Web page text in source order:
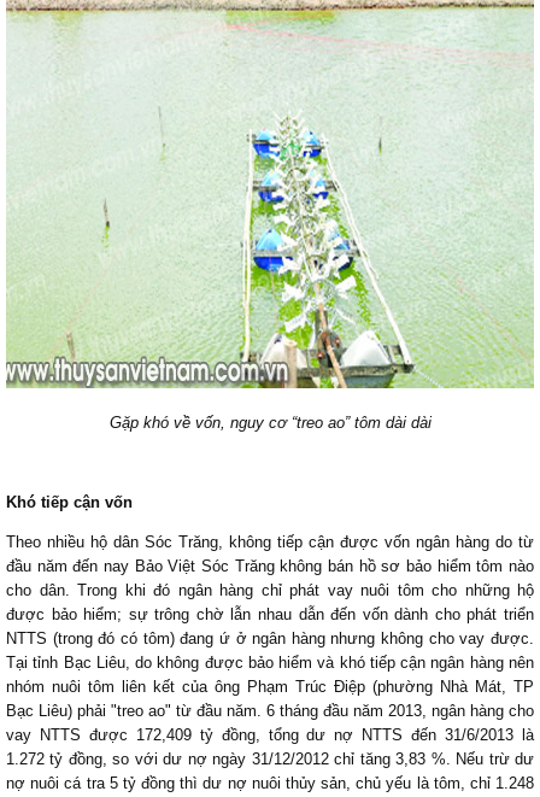
Gặp khó về vốn, nguy cơ “treo ao” tôm dài dài
Khó tiếp cận vốn
Theo nhiều hộ dân Sóc Trăng, không tiếp cận được vốn ngân hàng do từ
đầu năm đến nay Bảo Việt Sóc Trăng không bán hồ sơ bảo hiểm tôm nào
cho dân. Trong khi đó ngân hàng chỉ phát vay nuôi tôm cho những hộ
được bảo hiểm; sự trông chờ lẫn nhau dẫn đến vốn dành cho phát triển
NTTS (trong đó có tôm) đang ứ ở ngân hàng nhưng không cho vay được.
Tại tỉnh Bạc Liêu, do không được bảo hiểm và khó tiếp cận ngân hàng nên
nhóm nuôi tôm liên kết của ông Phạm Trúc Điệp (phường Nhà Mát, TP
Bạc Liêu) phải "treo ao" từ đầu năm. 6 tháng đầu năm 2013, ngân hàng cho
vay NTTS được 172,409 tỷ đồng, tổng dư nợ NTTS đến 31/6/2013 là
1.272 tỷ đồng, so với dư nợ ngày 31/12/2012 chỉ tăng 3,83 %. Nếu trừ dư
nợ nuôi cá tra 5 tỷ đồng thì dư nợ nuôi thủy sản, chủ yếu là tôm, chỉ 1.248